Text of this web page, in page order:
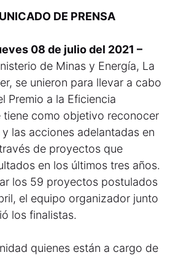
DE PRENSA
08 de julio del 2021 –
de Minas y Energía, La
se unieron para llevar a cabo
Premio a la Eficiencia
tiene como objetivo reconocer
las acciones adelantadas en
de proyectos que
en los últimos tres años.
los 59 proyectos postulados
el equipo organizador junto
los finalistas.
quienes están a cargo de